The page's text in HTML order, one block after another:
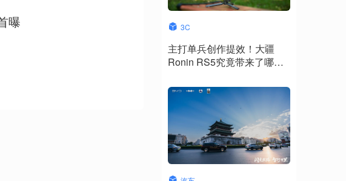
曝 3C
主打单兵创作提效！大疆
Ronin RS5究竟带来了哪些